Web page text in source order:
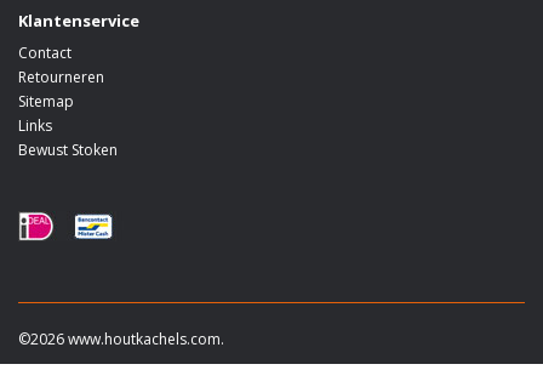
Klantenservice
Contact
Retourneren
Sitemap
Links
Bewust Stoken
©2026 www.houtkachels.com.